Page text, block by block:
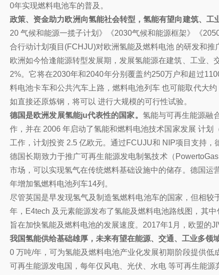
0年实现燃料电池车的普及。
政策、资金助力欧洲向氢能社会转型，氢能有望向建筑、工
20 气候和能源一揽子计划》《2030气候和能源框架》《
合行动计划项目(FCHJU)对欧洲氢能及燃料电池 的研发和
欧洲如今恰逢能源转型发展期，发展氢能源在建筑、工业
2%。它将在2030年和2040年分别覆盖约250万户和超过
料电池卡车和公共汽车上路，燃料电池列车 也可能取代大
如直接还原炼钢，将可以 进行大规模的可行性试验。
德国是欧洲发展氢能ju代表性的国家。 氢能与可再生能源融
作，并在 2006 年启动了氢能和燃料电池技术国家发展 计
工作，计划投资 2.5 亿欧元。通过FCUJU和 NIP项目支持
德国长期致力于推广可再生能源发电制氢技术（
市场，可以实现氢气在传统燃料基础设施中的储存。德国
年增加氢燃料电池列车14列。
尽管英国是早发现氢气及制造氢燃料电池车的国家，但相
年，E4tech 及元素能源发布了氢能及燃料电池路线图，其
旨在加快氢能及燃料电池的发展速度。2017年1月，欧盟的
我国氢能供给基础雄厚，未来有望在能源、交通、工业多领
0 万吨/年，可为氢能及燃料电池产业化发展初期阶段提供
可再生能源发电国，每年仅风电、光伏、水电 等可再生能